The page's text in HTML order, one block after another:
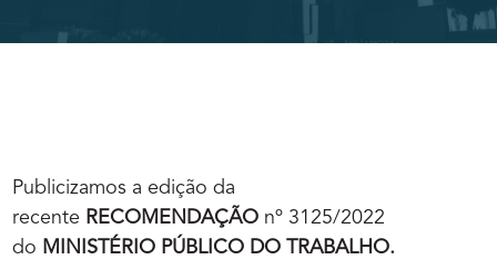
Publicizamos a edição da
recente RECOMENDAÇÃO nº 3125/2022
do MINISTÉRIO PÚBLICO DO TRABALHO.